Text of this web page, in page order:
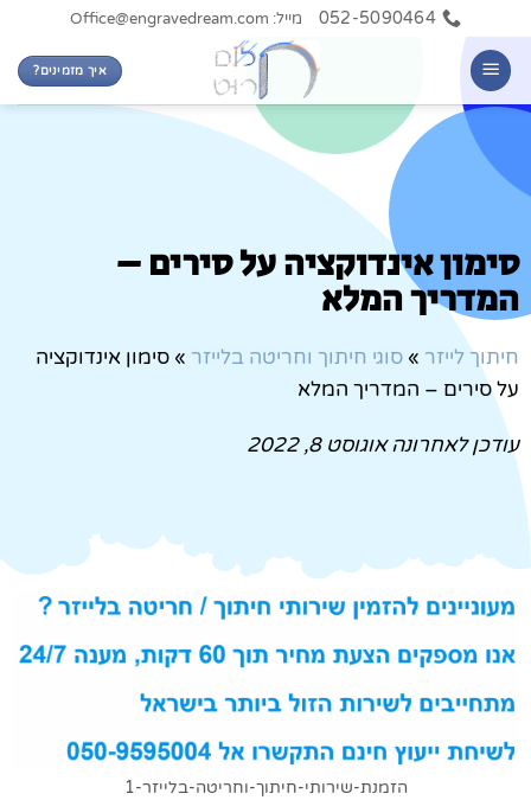
052-5090464 מייל: Office@engravedream.com
איך מזמינים?
סימון אינדוקציה על סירים –
המדריך המלא
חיתוך לייזר » סוגי חיתוך וחריטה בלייזר » סימון אינדוקציה
על סירים – המדריך המלא
עודכן לאחרונהאוגוסט 8, 2022
הזמנת-שירותי-חיתוך-וחריטה-בלייזר-1